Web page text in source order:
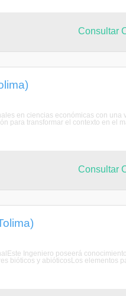
Consultar
en ciencias económicas con
para transformar el contexto en el
Consultar
Ingeniero poseerá
bióticos y abióticosLos elementos